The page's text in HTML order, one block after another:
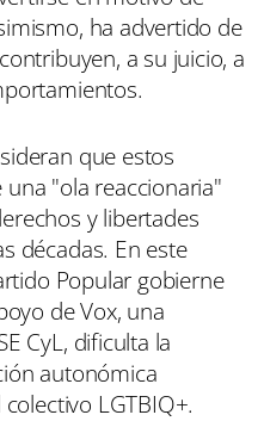
ha advertido de
a su juicio, a
que estos
"ola reaccionaria"
y libertades
décadas. En este
Popular gobierne
de Vox, una
CyL, dificulta la
autonómica
LGTBIQ+.